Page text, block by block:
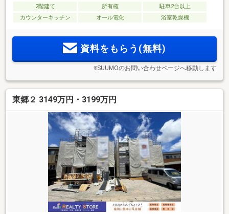
2階建て 所有権
駐車2台以上
カウンターキッチン
オール電化 浴室乾燥機
資料をもらう(無料)
※SUUMOのお問い合わせページへ移動します
東郷２ 3149万円・3199万円